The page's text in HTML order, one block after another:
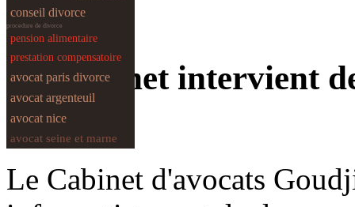
conseil divorce
procedure de divorce
pension alimentaire
prestation compensatoire
avocat paris divorce
avocat argenteuil
avocat nice
avocat seine et marne
Le Cabinet intervient
Le Cabinet d'avocats